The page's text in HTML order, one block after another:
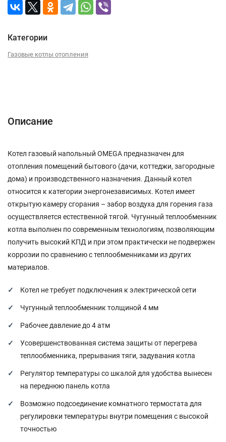
Категории
Газовые котлы отопления
Описание
Котел газовый напольный OMEGA предназначен для
отопления помещений бытового (дачи, коттеджи, загородные
дома) и производственного назначения. Данный котел
относится к категории энергонезависимых. Котел имеет
открытую камеру сгорания – забор воздуха для горения газа
осуществляется естественной тягой. Чугунный теплообменник
котла выполнен по современным технологиям, позволяющим
получить высокий КПД и при этом практически не подвержен
коррозии по сравнению с теплообменниками из других
материалов.
Котел не требует подключения к электрической сети
Чугунный теплообменник толщиной 4 мм
Рабочее давление до 4 атм
Усовершенствованная система защиты от перегрева
теплообменника, прерывания тяги, задувания котла
Регулятор температуры со шкалой для удобства вынесен
на переднюю панель котла
Возможно подсоединение комнатного термостата для
регулировки температуры внутри помещения с высокой
точностью